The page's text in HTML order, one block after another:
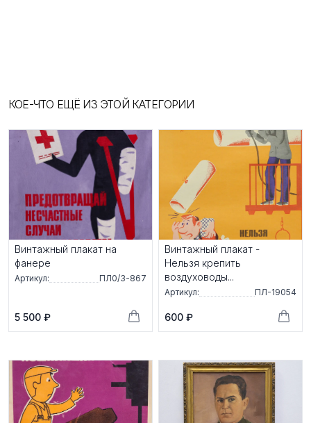
КОЕ-ЧТО ЕЩЁ ИЗ ЭТОЙ КАТЕГОРИИ
Винтажный плакат на
фанере
Артикул: ПЛ0/3-867
5 500 ₽
Винтажный плакат -
Нельзя крепить
воздуховоды...
Артикул: ПЛ-19054
600 ₽